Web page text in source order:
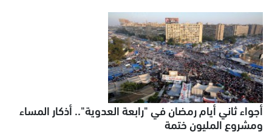
أجواء ثاني أيام رمضان في "رابعة العدوية".. أذكار المساء
ومشروع المليون ختمة